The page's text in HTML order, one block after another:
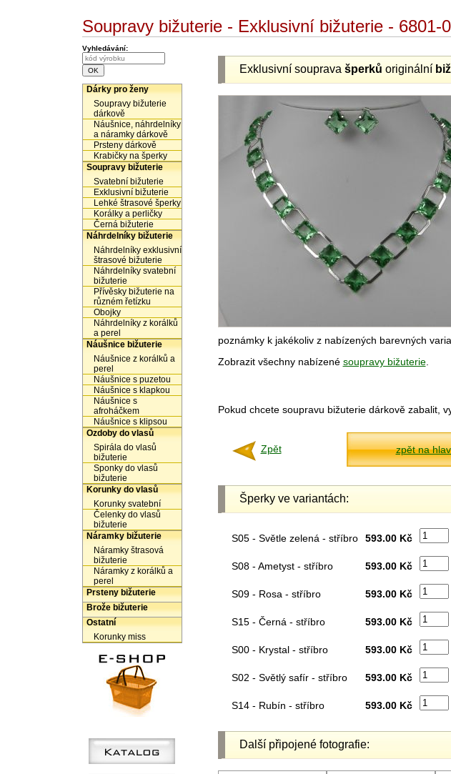
Soupravy bižuterie - Exklusivní bižuterie - 6801-
Vyhledávání:
Dárky pro ženy
Soupravy bižuterie
dárkově
Náušnice, náhrdelníky
a náramky dárkově
Prsteny dárkově
Krabičky na šperky
Soupravy bižuterie
Svatební bižuterie
Exklusivní bižuterie
Lehké štrasové šperky
Korálky a perličky
Černá bižuterie
Náhrdelníky bižuterie
Náhrdelníky exklusivní
štrasové bižuterie
Náhrdelníky svatební
bižuterie
Přívěsky bižuterie na
různém řetízku
Obojky
Náhrdelníky z korálků
a perel
Náušnice bižuterie
Náušnice z korálků a
perel
Náušnice s puzetou
Náušnice s klapkou
Náušnice s
afroháčkem
Náušnice s klipsou
Ozdoby do vlasů
Spirála do vlasů
bižuterie
Sponky do vlasů
bižuterie
Korunky do vlasů
Korunky svatební
Čelenky do vlasů
bižuterie
Náramky bižuterie
Náramky štrasová
bižuterie
Náramky z korálků a
perel
Prsteny bižuterie
Brože bižuterie
Ostatní
Korunky miss
Exklusivní souprava šperků originální
poznámky k jakékoliv z nabízených barevných
Zobrazit všechny nabízené soupravy bižuterie.
Pokud chcete soupravu bižuterie dárkově zabalit,
Zpět zpět na
Šperky ve variantách:
S05 - Světle zelená - stříbro 593.00 Kč
S08 - Ametyst - stříbro 593.00 Kč
S09 - Rosa - stříbro 593.00 Kč
S15 - Černá - stříbro 593.00 Kč
S00 - Krystal - stříbro 593.00 Kč
S02 - Světlý safír - stříbro 593.00 Kč
S14 - Rubín - stříbro 593.00 Kč
Další připojené fotografie: